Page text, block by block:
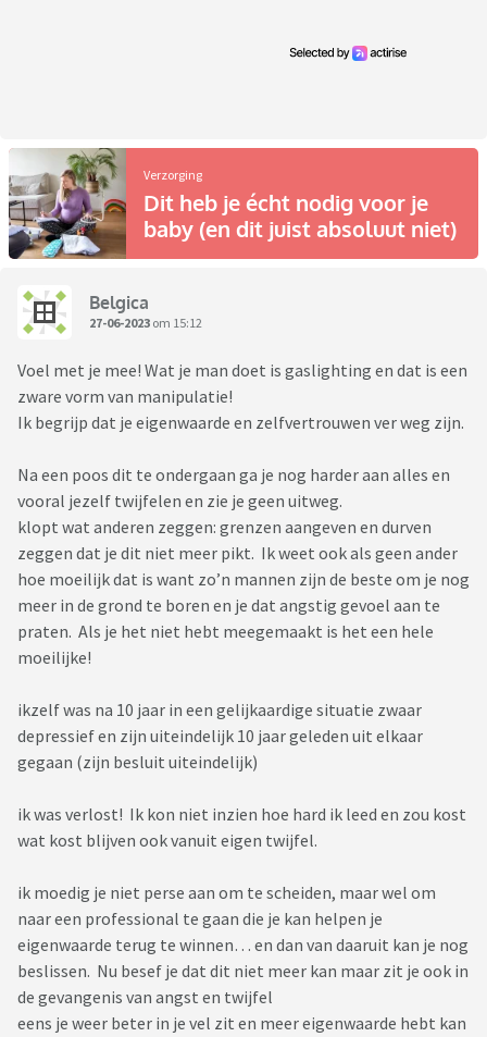
Verzorging
Dit heb je écht nodig voor je
baby (en dit juist absoluut niet)
Belgica
27-06-2023 om 15:12
Voel met je mee! Wat je man doet is gaslighting en dat is een
zware vorm van manipulatie!
Ik begrijp dat je eigenwaarde en zelfvertrouwen ver weg zijn.
Na een poos dit te ondergaan ga je nog harder aan alles en
vooral jezelf twijfelen en zie je geen uitweg.
klopt wat anderen zeggen: grenzen aangeven en durven
zeggen dat je dit niet meer pikt. Ik weet ook als geen ander
hoe moeilijk dat is want zo’n mannen zijn de beste om je nog
meer in de grond te boren en je dat angstig gevoel aan te
praten. Als je het niet hebt meegemaakt is het een hele
moeilijke!
ikzelf was na 10 jaar in een gelijkaardige situatie zwaar
depressief en zijn uiteindelijk 10 jaar geleden uit elkaar
gegaan (zijn besluit uiteindelijk)
ik was verlost! Ik kon niet inzien hoe hard ik leed en zou kost
wat kost blijven ook vanuit eigen twijfel.
ik moedig je niet perse aan om te scheiden, maar wel om
naar een professional te gaan die je kan helpen je
eigenwaarde terug te winnen… en dan van daaruit kan je nog
beslissen. Nu besef je dat dit niet meer kan maar zit je ook in
de gevangenis van angst en twijfel
eens je weer beter in je vel zit en meer eigenwaarde hebt kan